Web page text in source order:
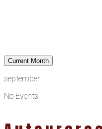
Current Month
september
No Events